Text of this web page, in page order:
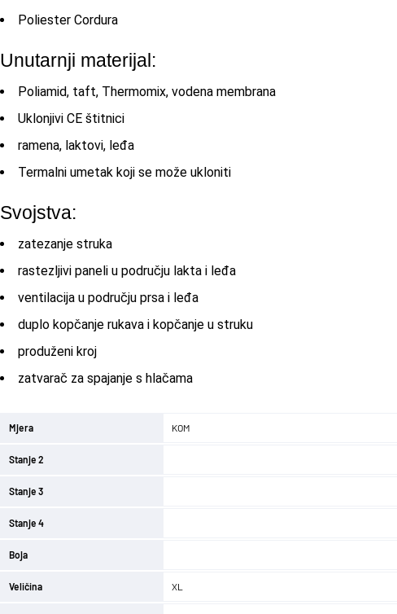
Poliester Cordura
Unutarnji materijal:
Poliamid, taft, Thermomix, vodena membrana
Uklonjivi CE štitnici
ramena, laktovi, leđa
Termalni umetak koji se može ukloniti
Svojstva:
zatezanje struka
rastezljivi paneli u području lakta i leđa
ventilacija u području prsa i leđa
duplo kopčanje rukava i kopčanje u struku
produženi kroj
zatvarač za spajanje s hlačama
Mjera KOM
Stanje 2
Stanje 3
Stanje 4
Boja
Veličina XL